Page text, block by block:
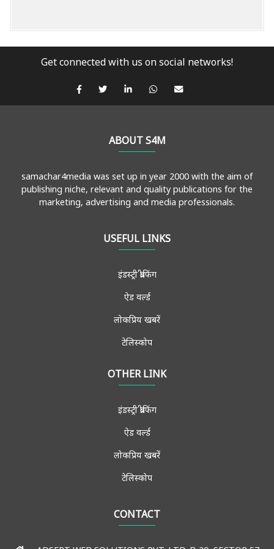
Get connected with us on social networks!
ABOUT S4M
samachar4media was set up in year 2000 with the aim of
publishing niche, relevant and quality publications for the
marketing, advertising and media professionals.
USEFUL LINKS
इंडस्ट्री ब्रीफिंग
ऐड वर्ल्ड
लोकप्रिय खबरें
टेलिस्कोप
विचार मंच
साक्षात्कार
मीडिया फोरम
मुख्य खबरें
एडमिशन-जॉब्स
OTHER LINK
इंडस्ट्री ब्रीफिंग
ऐड वर्ल्ड
लोकप्रिय खबरें
टेलिस्कोप
CONTACT